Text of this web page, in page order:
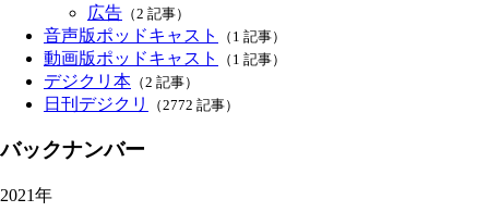
広告 （2 記事）
音声版ポッドキャスト （1 記事）
動画版ポッドキャスト （1 記事）
デジクリ本 （2 記事）
日刊デジクリ （2772 記事）
バックナンバー
2021年